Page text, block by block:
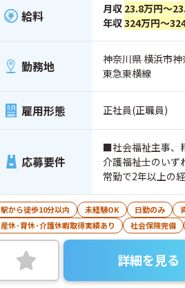
給料 月収 23.8万円～
年収324万円～
勤務地
神奈川県 横浜市
東急東横線
雇用形態 正社員(正職員)
応募要件
■社会福祉主事、
介護福祉士のいず
常勤で2年以上の
駅から徒歩10分以内 未経験OK 日勤のみ
産休･育休･介護休暇取得実績あり
社会保険完備
詳細を見る